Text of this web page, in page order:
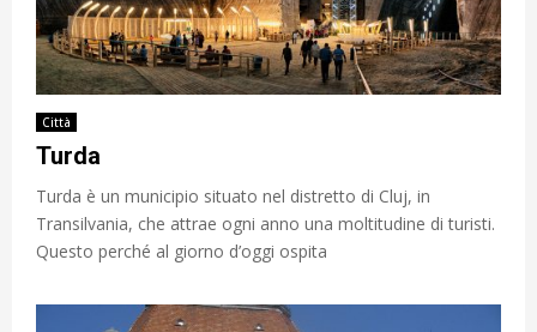
Città
Turda
Turda è un municipio situato nel distretto di Cluj, in
Transilvania, che attrae ogni anno una moltitudine di turisti.
Questo perché al giorno d’oggi ospita